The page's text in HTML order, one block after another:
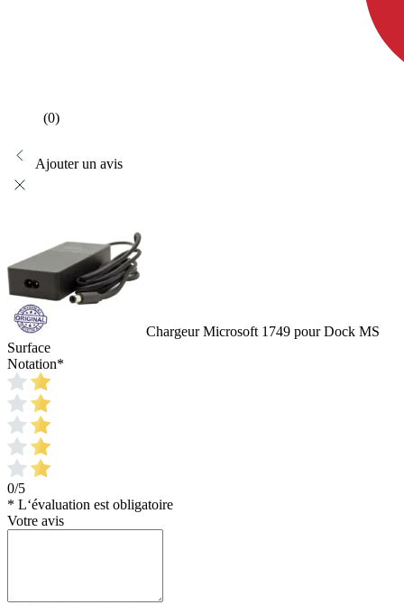
(0)
Ajouter un avis
Chargeur Microsoft 1749 pour Dock MS
Surface
Notation*
0/5
* L‘évaluation est obligatoire
Votre avis